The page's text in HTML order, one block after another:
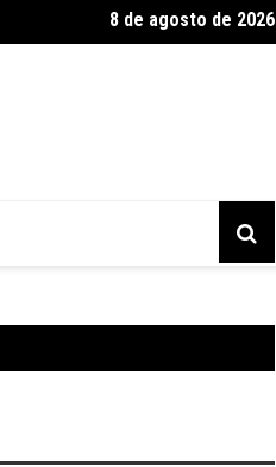
de Dinara Kasko8 de agosto de 2026